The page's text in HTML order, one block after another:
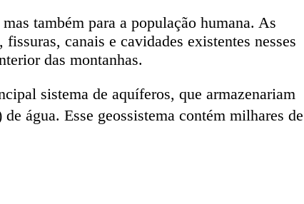
também para a população humana. As
canais e cavidades existentes nesses
das montanhas.
sistema de aquíferos, que armazenariam
água. Esse geossistema contém milhares de